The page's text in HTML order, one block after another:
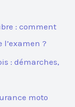
: comment
?
: démarches,
moto